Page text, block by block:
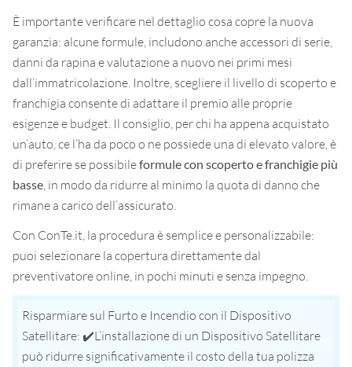
È importante verificare nel dettaglio cosa copre la nuova
garanzia: alcune formule, includono anche accessori di serie,
danni da rapina e valutazione a nuovo nei primi mesi
dall’immatricolazione. Inoltre, scegliere il livello di scoperto e
franchigia consente di adattare il premio alle proprie
esigenze e budget. Il consiglio, per chi ha appena acquistato
un’auto, ce l’ha da poco o ne possiede una di elevato valore, è
di preferire se possibileformule con scoperto e franchigie più
basse, in modo da ridurre al minimo la quota di danno che
rimane a carico dell’assicurato.
Con ConTe.it, la procedura è semplice e personalizzabile:
puoi selezionare la copertura direttamente dal
preventivatore online, in pochi minuti e senza impegno.
Risparmiare sul Furto e Incendio con il Dispositivo
Satellitare: ✔️L’installazione di un Dispositivo Satellitare
può ridurre significativamente il costo della tua polizza